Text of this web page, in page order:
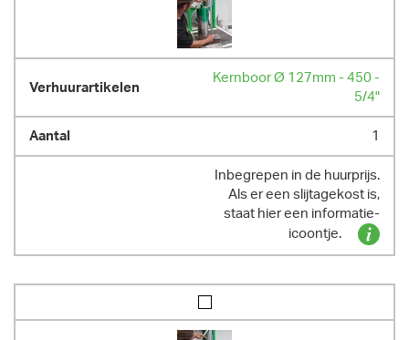
Kernboor Ø 127mm - 450 -
5/4"
1
Inbegrepen in de huurprijs.
Als er een slijtagekost is,
staat hier een informatie-
icoontje.